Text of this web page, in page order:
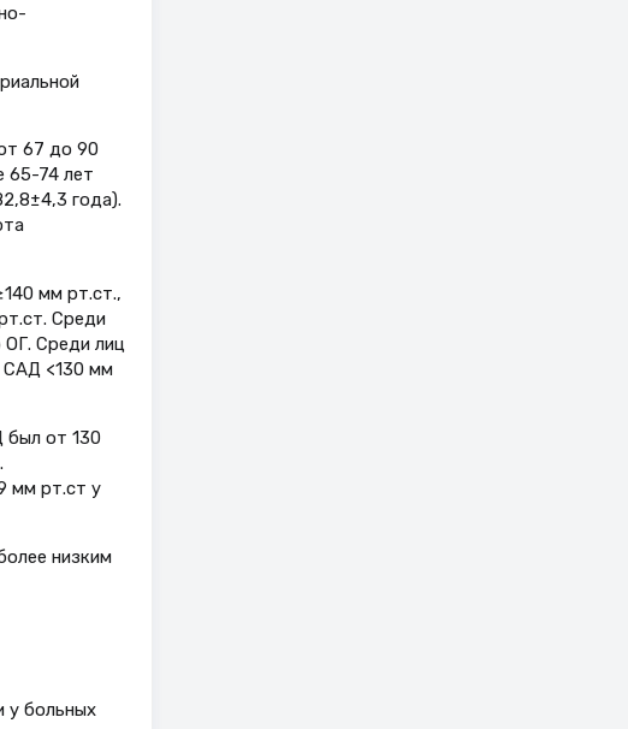
67 до 90
65-74 лет
года).
мм рт.ст.,
Среди
ОГ. Среди лиц
САД <130 мм
был от 130
мм рт.ст у
низким
у больных